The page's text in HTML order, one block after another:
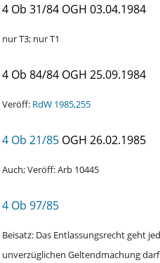
4 Ob 31/84 OGH 03.04.1984
nur T3; nur T1
4 Ob 84/84 OGH 25.09.1984
Veröff: RdW 1985,255
4 Ob 21/85 OGH 26.02.1985
Auch; Veröff: Arb 10445
4 Ob 97/85
Beisatz: Das Entlassungsrecht geht
unverzüglichen Geltendmachung